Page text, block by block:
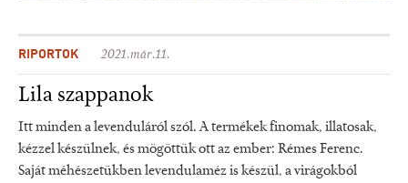
RIPORTOK 2021.már.11.
Lila szappanok
Itt minden a levenduláról szól. A termékek finomak, illatosak,
kézzel készülnek, és mögöttük ott az ember: Rémes Ferenc.
Saját méhészetükben levendulaméz is készül, a virágokból